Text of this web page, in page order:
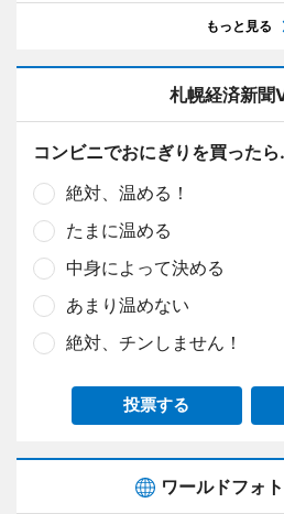
もっと見る
札幌経済新聞
コンビニでおにぎりを買った
絶対、温める！
たまに温める
中身によって決める
あまり温めない
絶対、チンしません！
投票する
ワールドフォ